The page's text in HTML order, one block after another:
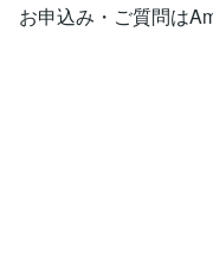
お申込み・ご質問は